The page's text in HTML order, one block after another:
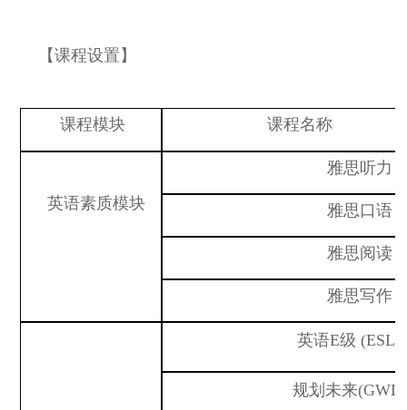
【课程设置】
课程模块 课程名称
英语素质模块
雅思听力
雅思口语
雅思阅读
雅思写作
英语E级
规划未来(